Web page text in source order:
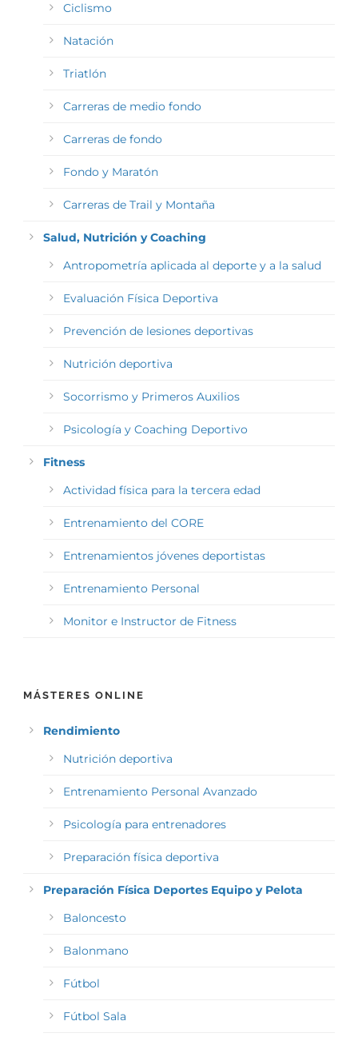
Ciclismo
Natación
Triatlón
Carreras de medio fondo
Carreras de fondo
Fondo y Maratón
Carreras de Trail y Montaña
Salud, Nutrición y Coaching
Antropometría aplicada al deporte y a la salud
Evaluación Física Deportiva
Prevención de lesiones deportivas
Nutrición deportiva
Socorrismo y Primeros Auxilios
Psicología y Coaching Deportivo
Fitness
Actividad física para la tercera edad
Entrenamiento del CORE
Entrenamientos jóvenes deportistas
Entrenamiento Personal
Monitor e Instructor de Fitness
MÁSTERES ONLINE
Rendimiento
Nutrición deportiva
Entrenamiento Personal Avanzado
Psicología para entrenadores
Preparación física deportiva
Preparación Física Deportes Equipo y Pelota
Baloncesto
Balonmano
Fútbol
Fútbol Sala